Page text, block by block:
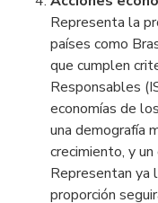
Representa la
países como
que cumplen
Responsables
economías de
una demografía
crecimiento, y
Representan ya
proporción